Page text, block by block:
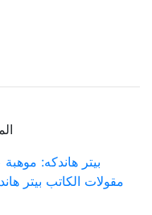
بيتر هاندكه:
مقولات الكاتب بيتر